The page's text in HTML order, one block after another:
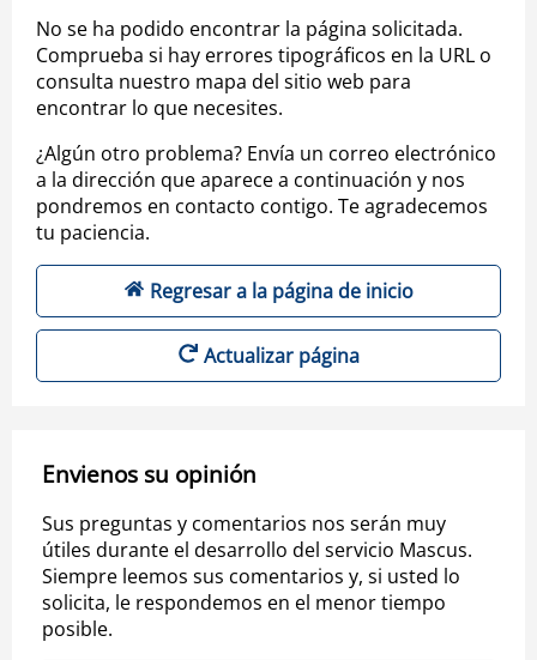
No se ha podido encontrar la página solicitada.
Comprueba si hay errores tipográficos en la URL o
consulta nuestro mapa del sitio web para
encontrar lo que necesites.
¿Algún otro problema? Envía un correo electrónico
a la dirección que aparece a continuación y nos
pondremos en contacto contigo. Te agradecemos
tu paciencia.
Regresar a la página de inicio
Actualizar página
Envienos su opinión
Sus preguntas y comentarios nos serán muy
útiles durante el desarrollo del servicio Mascus.
Siempre leemos sus comentarios y, si usted lo
solicita, le respondemos en el menor tiempo
posible.